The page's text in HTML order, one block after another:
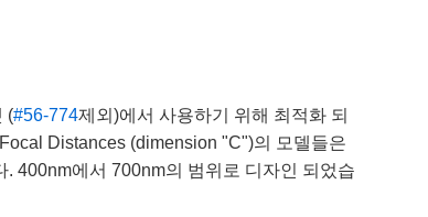
(#56-774제외)에서 사용하기 위해 최적화 되
Distances (dimension "C")의 모델들은
400nm에서 700nm의 범위로 디자인 되었습